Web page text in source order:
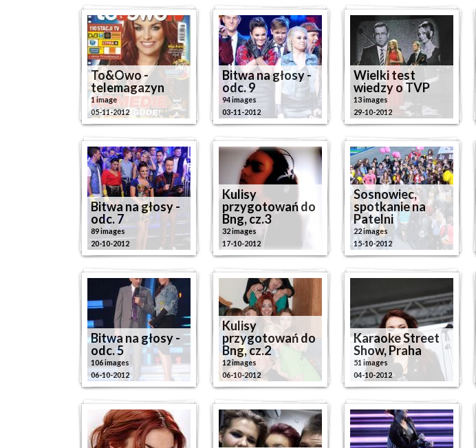
To&Owo -
telemagazyn
1 image
05-11-2012
Bitwa na głosy -
odc. 9
94 images
03-11-2012
Wielki test
wiedzy o TVP
13 images
29-10-2012
Bitwa na głosy -
odc. 7
89 images
20-10-2012
Kulisy
przygotowań do
Bng, cz.3
32 images
17-10-2012
Sosnowiec,
spotkanie na
Patelni
22 images
15-10-2012
Bitwa na głosy -
odc. 5
106 images
06-10-2012
Kulisy
przygotowań do
Bng, cz.2
12 images
06-10-2012
Karaoke Street
Show, Praha
51 images
04-10-2012